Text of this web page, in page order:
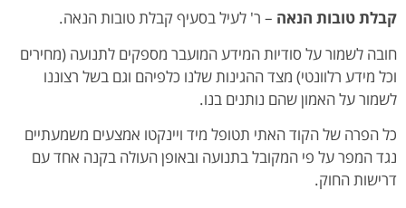
קבלת טובות הנאה – ר' לעיל בסעיף קבלת טובות הנאה.
חובה לשמור על סודיות המידע המועבר מספקים לתנועה (מחירים
וכל מידע רלוונטי) מצד ההגינות שלנו כלפיהם וגם בשל רצוננו
לשמור על האמון שהם נותנים בנו.
כל הפרה של הקוד האתי תטופל מיד ויינקטו אמצעים משמעתיים
נגד המפר על פי המקובל בתנועה ובאופן העולה בקנה אחד עם
דרישות החוק.